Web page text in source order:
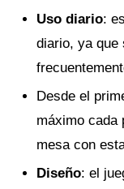
Uso diario:
diario, ya que
Desde el
máximo cada
mesa con
Diseño: el